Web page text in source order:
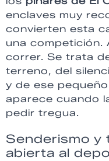
enclaves muy
convierten esta
una competición.
correr. Se trata
terreno, del
y de ese
aparece cuando
pedir tregua.
Senderismo y
abierta al